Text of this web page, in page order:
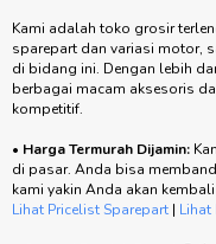
Kami adalah toko grosir
sparepart dan variasi motor,
di bidang ini. Dengan lebih
berbagai macam aksesoris
kompetitif.
• Harga Termurah Dijamin:
di pasar. Anda bisa
kami yakin Anda akan
Lihat Pricelist Sparepart | Lihat